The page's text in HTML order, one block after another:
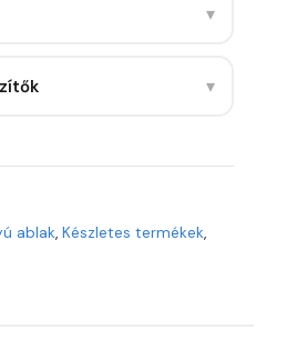
▾
▾
ablak, Készletes termékek,